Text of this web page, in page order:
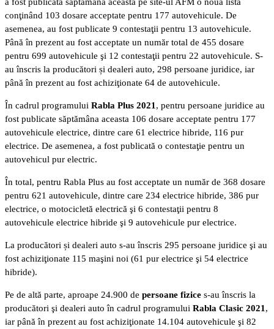
conţinând 103 dosare acceptate pentru 177 autovehicule. De
asemenea, au fost publicate 9 contestaţii pentru 13 autovehicule.
Până în prezent au fost acceptate un număr total de 455 dosare
pentru 699 autovehicule şi 12 contestaţii pentru 22 autovehicule. S-
au înscris la producători și dealeri auto, 298 persoane juridice, iar
până în prezent au fost achiziţionate 64 de autovehicule.
În cadrul programului Rabla Plus 2021 , pentru persoane juridice au
fost publicate săptămâna aceasta 106 dosare acceptate pentru 177
autovehicule electrice, dintre care 61 electrice hibride, 116 pur
electrice. De asemenea, a fost publicată o contestaţie pentru un
autovehicul pur electric.
În total, pentru Rabla Plus au fost acceptate un număr de 368 dosare
pentru 621 autovehicule, dintre care 234 electrice hibride, 386 pur
electrice, o motocicletă electrică şi 6 contestaţii pentru 8
autovehicule electrice hibride şi 9 autovehicule pur electrice.
La producători și dealeri auto s-au înscris 295 persoane juridice şi au
fost achiziţionate 115 maşini noi (61 pur electrice şi 54 electrice
hibride).
Pe de altă parte, aproape 24.900 de persoane fizice s-au înscris la
producători şi dealeri auto în cadrul programului Rabla Clasic 2021 ,
iar până în prezent au fost achiziţionate 14.104 autovehicule şi 82